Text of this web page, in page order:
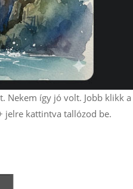
így jó volt. Jobb klikk a
jelre kattintva tallózod be.